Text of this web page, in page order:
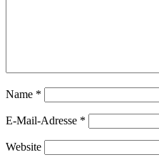
Name *
E-Mail-Adresse *
Website